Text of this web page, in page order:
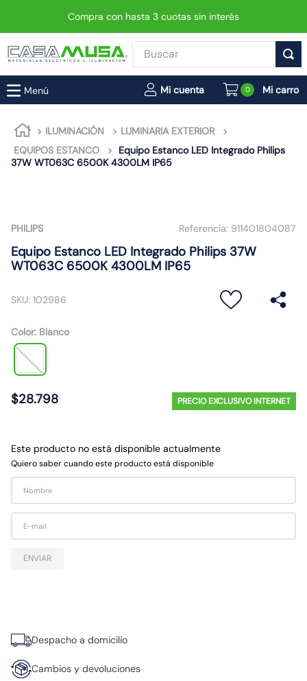
Compra con hasta 3 cuotas sin interés
Buscar
0
ILUMINACIÓN
LUMINARIA EXTERIOR
EQUIPOS ESTANCO
Equipo Estanco LED Integrado Philips
37W WT063C 6500K 4300LM IP65
PHILIPS Referencia: 911401804087
Equipo Estanco LED Integrado Philips 37W
WT063C 6500K 4300LM IP65
SKU: 102986
Color: Blanco
$28.798 PRECIO EXCLUSIVO INTERNET
Este producto no está disponible actualmente
Quiero saber cuando este producto está disponible
ENVIAR
Despacho a domicilio
Cambios y devoluciones
TÉRMINOS MÁS BUSCADOS
1.
enchufe
2.
interruptor
3.
luminaria vial led neo
foco
7.
matixgo
8.
ampolleta